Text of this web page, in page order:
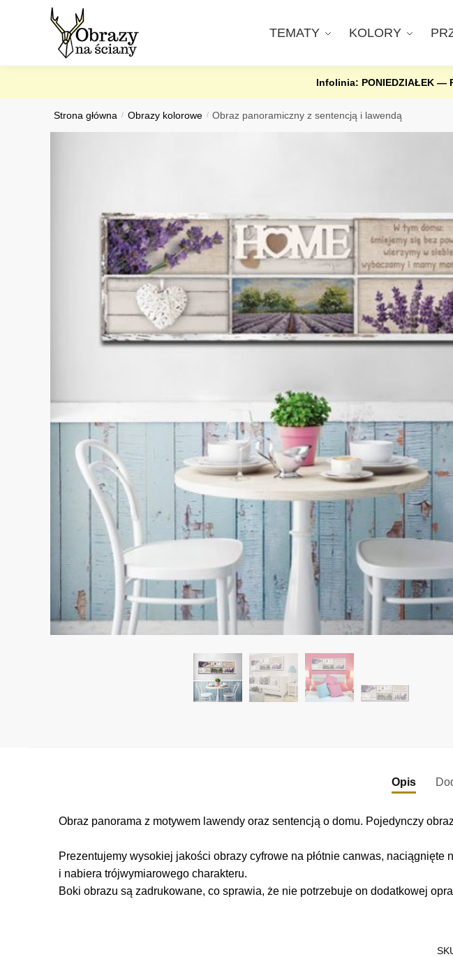
TEMATY KOLORY
Infolinia: PONIEDZIAŁEK —
Strona główna / Obrazy kolorowe / Obraz panoramiczny z sentencją i lawendą
Opis
Obraz panorama z motywem lawendy oraz sentencją o domu. Pojedynczy
Prezentujemy wysokiej jakości obrazy cyfrowe na płótnie canwas,
i nabiera trójwymiarowego charakteru.
Boki obrazu są zadrukowane, co sprawia, że nie potrzebuje on dodatkowej